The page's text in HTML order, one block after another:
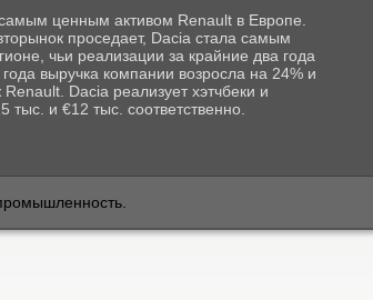
ценным активом Renault в Европе.
проседает, Dacia стала самым
чьи реализации за крайние два года
выручка компании возросла на 24% и
Dacia реализует хэтчбеки и
и €12 тыс. соответственно.